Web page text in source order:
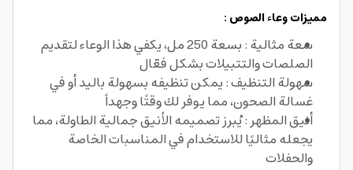
مميزات وعاء الصوص :
سعة مثالية : بسعة 250 مل، يكفي هذا الوعاء لتقديم
الصلصات والتتبيلات بشكل فعّال
سهولة التنظيف : يمكن تنظيفه بسهولة باليد أو في
غسالة الصحون، مما يوفر لك وقتًا وجهداً
أنيق المظهر : يُبرز تصميمه الأنيق جمالية الطاولة، مما
يجعله مثاليًا للاستخدام في المناسبات الخاصة
والحفلات